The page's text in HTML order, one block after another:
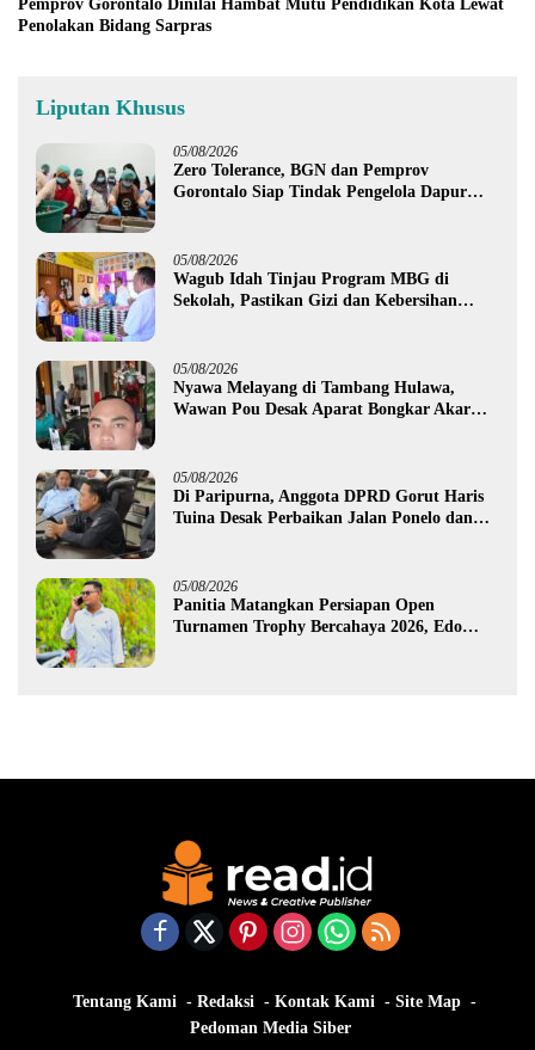
Pemprov Gorontalo Dinilai Hambat Mutu Pendidikan Kota Lewat
Penolakan Bidang Sarpras
Liputan Khusus
05/08/2026
Zero Tolerance, BGN dan Pemprov
Gorontalo Siap Tindak Pengelola Dapur
05/08/2026
Wagub Idah Tinjau Program MBG di
Sekolah, Pastikan Gizi dan Kebersihan
05/08/2026
Nyawa Melayang di Tambang Hulawa,
Wawan Pou Desak Aparat Bongkar Akar
05/08/2026
Di Paripurna, Anggota DPRD Gorut Haris
Tuina Desak Perbaikan Jalan Ponelo dan
05/08/2026
Panitia Matangkan Persiapan Open
Turnamen Trophy Bercahaya 2026, Edo
Tentang Kami Redaksi Kontak Kami
Site Map
Pedoman Media Siber